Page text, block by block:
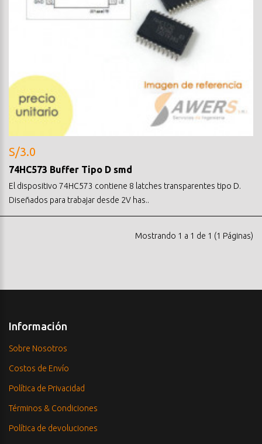
S/3.0
74HC573 Buffer Tipo D smd
El dispositivo 74HC573 contiene 8 latches transparentes tipo D.
Diseñados para trabajar desde 2V has..
Mostrando 1 a 1 de 1 (1 Páginas)
Información
Sobre Nosotros
Costos de Envío
Política de Privacidad
Términos & Condiciones
Política de devoluciones